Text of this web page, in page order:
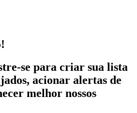
se para criar sua lista
acionar alertas de
melhor nossos